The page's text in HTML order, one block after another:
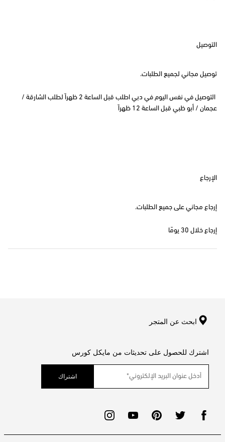
التوصيل
توصيل مجاني لجميع الطلبات.
التوصيل في نفس اليوم في دبي اطلب قبل الساعة 2 ظهراً لطلب الشارقة /
عجمان / أبو ظبي قبل الساعة 12 ظهراً
الإرجاع
إرجاع مجاني على جميع الطلبات.
إرجاع خلال 30 يومًا
ابحث عن المتجر
اشترك للحصول على تحديثات من مايكل كورس
اشتراك